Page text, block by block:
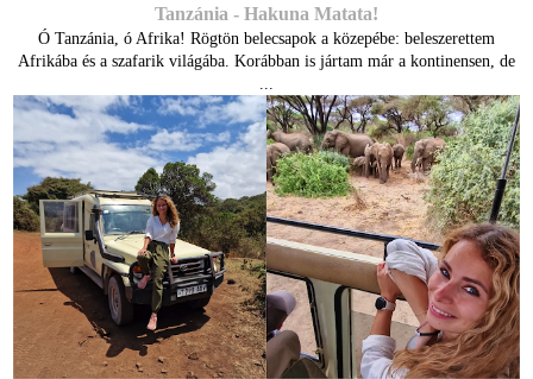
Tanzánia - Hakuna Matata!
Ó Tanzánia, ó Afrika! Rögtön belecsapok a közepébe: beleszerettem
Afrikába és a szafarik világába. Korábban is jártam már a kontinensen, de